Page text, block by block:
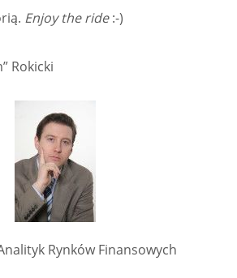
Enjoy the ride:-)
Rokicki
Rynków Finansowych